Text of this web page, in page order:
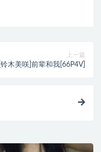
上一篇
[铃木美咲]前辈和我[66P4V]